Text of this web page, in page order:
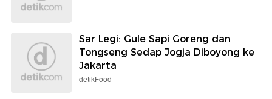
Sar Legi: Gule Sapi Goreng dan
Tongseng Sedap Jogja Diboyong ke
Jakarta
detikFood